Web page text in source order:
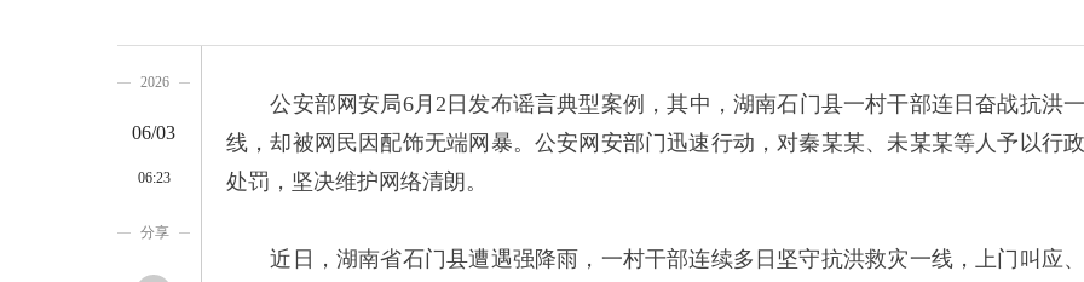
2026
06/03
06:23
分享
公安部网安局6月2日发布谣言典型案例，其中，湖南石门县一村干部连日奋战抗洪一
线，却被网民因配饰无端网暴。公安网安部门迅速行动，对秦某某、未某某等人予以行政
处罚，坚决维护网络清朗。
近日，湖南省石门县遭遇强降雨，一村干部连续多日坚守抗洪救灾一线，上门叫应、